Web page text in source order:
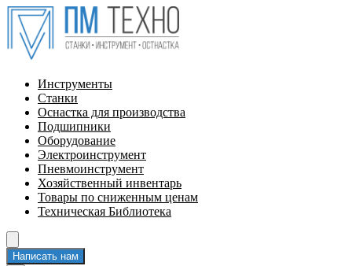
Инструменты
Станки
Оснастка для производства
Подшипники
Оборудование
Электроинструмент
Пневмоинструмент
Хозяйственный инвентарь
Товары по сниженным ценам
Техническая Библиотека
Написать нам